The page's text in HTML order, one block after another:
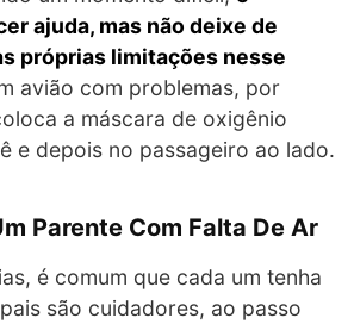
ajuda, mas não deixe de
próprias limitações nesse
avião com problemas, por
a máscara de oxigênio
e depois no passageiro ao lado.
Parente Com Falta De Ar
é comum que cada um tenha
são cuidadores, ao passo